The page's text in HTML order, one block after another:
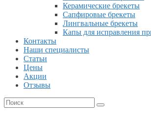
Керамические брекеты
Сапфировые брекеты
Лингвальные брекеты
Капы для исправления
Контакты
Наши специалисты
Статьи
Цены
Акции
Отзывы